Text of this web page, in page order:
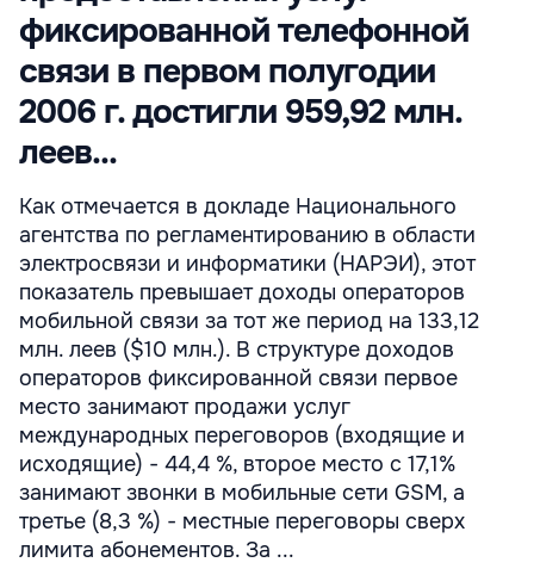
фиксированной телефонной
связи в первом полугодии
2006 г. достигли 959,92 млн.
леев...
Как отмечается в докладе Национального
агентства по регламентированию в области
электросвязи и информатики (НАРЭИ), этот
показатель превышает доходы операторов
мобильной связи за тот же период на 133,12
млн. леев ($10 млн.). В структуре доходов
операторов фиксированной связи первое
место занимают продажи услуг
международных переговоров (входящие и
исходящие) - 44,4 %, второе место с 17,1%
занимают звонки в мобильные сети GSM, а
третье (8,3 %) - местные переговоры сверх
лимита абонементов. За ...